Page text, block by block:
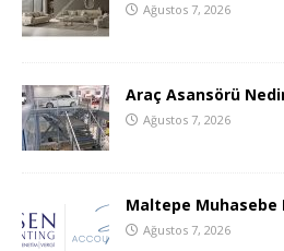
Ağustos 7, 2026
Araç Asansörü
Ağustos 7, 2026
Maltepe Muhasebe
Ağustos 7, 2026